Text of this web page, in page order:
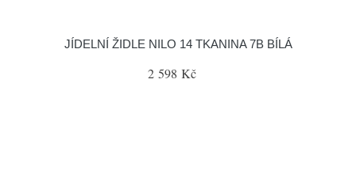
JÍDELNÍ ŽIDLE NILO 14 TKANINA 7B BÍLÁ
2 598 Kč